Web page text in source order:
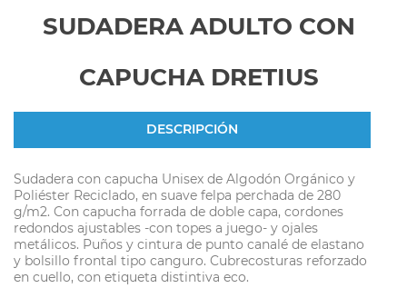
SUDADERA ADULTO CON
CAPUCHA DRETIUS
DESCRIPCIÓN
Sudadera con capucha Unisex de Algodón Orgánico y
Poliéster Reciclado, en suave felpa perchada de 280
g/m2. Con capucha forrada de doble capa, cordones
redondos ajustables -con topes a juego- y ojales
metálicos. Puños y cintura de punto canalé de elastano
y bolsillo frontal tipo canguro. Cubrecosturas reforzado
en cuello, con etiqueta distintiva eco.